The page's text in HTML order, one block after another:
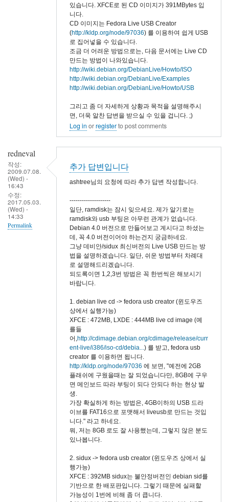
있습니다. XFCE로 된 CD 이미지가 391MBytes 입
니다.
CD 이미지는 Fedora Live USB Creator
(http://kldp.org/node/97036) 를 이용하여 쉽게 USB
로 집어넣을 수 있습니다.
조금 더 어려운 방법으로는, 다음 문서에는 Live CD
만드는 방법이 나와있습니다.
http://wiki.debian.org/DebianLive/Howto/ISO
http://wiki.debian.org/DebianLive/Examples
http://wiki.debian.org/DebianLive/Howto/USB
그리고 좀 더 자세하게 상황과 목적을 설명해주시
면, 더욱 알찬 답변을 받으실 수 있을 겁니다. ;)
Log in orregisterto post comments
redneval
작성:
2009.07.08.
(Wed) -
16:43
수정:
2017.05.03.
(Wed) -
14:33
Permalink
추가 답변입니다
ashtree님의 요청에 따라 추가 답변 작성합니다.
--------------------
일단, ramdisk는 잠시 잊으세요. 제가 알기로는
ramdisk와 usb 부팅은 아무런 관계가 없습니다.
Debian 4.0 버전으로 만들어보고 계시다고 하셨는
데, 꼭 4.0 버전이어야 하는건지 궁금하네요.
그냥 데비안/sidux 최신버전의 Live USB 만드는 방
법을 설명하겠습니다. 일단, 쉬운 방법부터 차례대
로 설명해드리겠습니다.
되도록이면 1,2,3번 방법은 꼭 한번씩은 해보시기
바랍니다.
1. debian live cd -> fedora usb creator (윈도우즈
상에서 실행가능)
XFCE : 472MB, LXDE : 444MB live cd image (예
를들
어, http://cdimage.debian.org/cdimage/release/curr
ent-live/i386/iso-cd/debia... ) 를 받고, fedora usb
creator 를 이용하면 됩니다.
http://kldp.org/node/97036 에 보면, "예전에 2GB
플래쉬에 구웠을때는 잘 되었습니다만, 8GB에 구우
면 메인보드 따라 부팅이 되다 안되다 하는 현상 발
생.
가장 확실하게 하는 방법은, 4GB이하의 USB 드라
이브를 FAT16으로 포맷해서 liveusb로 만드는 것입
니다." 라고 하네요.
뭐, 저는 8GB 로도 잘 사용했는데, 그렇지 않은 분도
있나봅니다.
2. sidux -> fedora usb creator (윈도우즈 상에서 실
행가능)
XFCE : 392MB sidux는 불안정버전인 debian sid를
기반으로 한 배포판입니다. 그렇기 때문에 실패할
가능성이 1번에 비해 좀 더 큽니다.